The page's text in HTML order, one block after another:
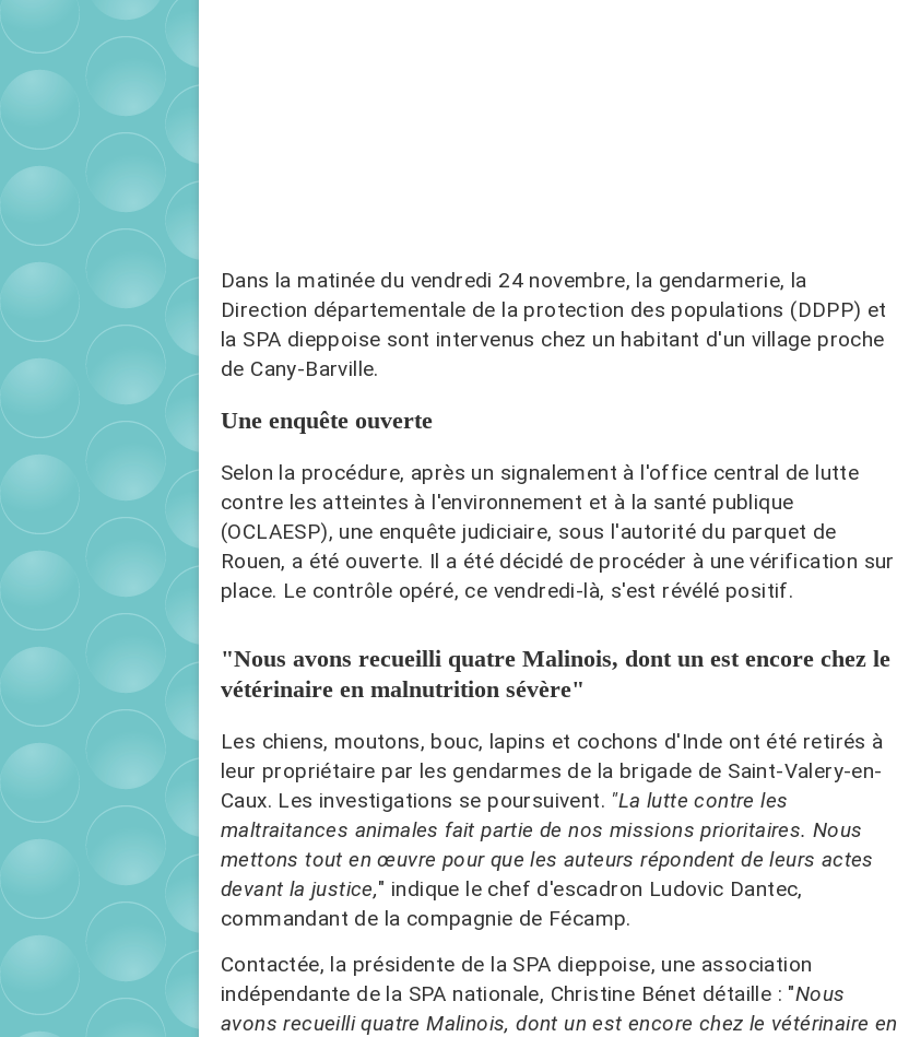
Dans la matinée du vendredi 24 novembre, la gendarmerie, la
Direction départementale de la protection des populations (DDPP) et
la SPA dieppoise sont intervenus chez un habitant d'un village proche
de Cany-Barville.
Une enquête ouverte
Selon la procédure, après un signalement à l'office central de lutte
contre les atteintes à l'environnement et à la santé publique
(OCLAESP), une enquête judiciaire, sous l'autorité du parquet de
Rouen, a été ouverte. Il a été décidé de procéder à une vérification sur
place. Le contrôle opéré, ce vendredi-là, s'est révélé positif.
"Nous avons recueilli quatre Malinois, dont un est encore chez le
vétérinaire en malnutrition sévère"
Les chiens, moutons, bouc, lapins et cochons d'Inde ont été retirés à
leur propriétaire par les gendarmes de la brigade de Saint-Valery-en-
Caux. Les investigations se poursuivent. "La lutte contre les
maltraitances animales fait partie de nos missions prioritaires. Nous
mettons tout en œuvre pour que les auteurs répondent de leurs actes
devant la justice," indique le chef d'escadron Ludovic Dantec,
commandant de la compagnie de Fécamp.
Contactée, la présidente de la SPA dieppoise, une association
indépendante de la SPA nationale, Christine Bénet détaille : "Nous
avons recueilli quatre Malinois, dont un est encore chez le vétérinaire en